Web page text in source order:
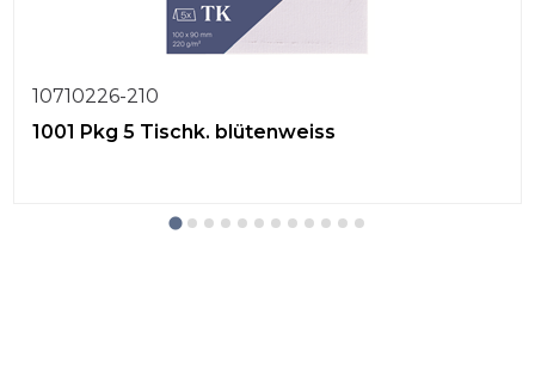
10710226-210
1001 Pkg 5 Tischk. blütenweiss